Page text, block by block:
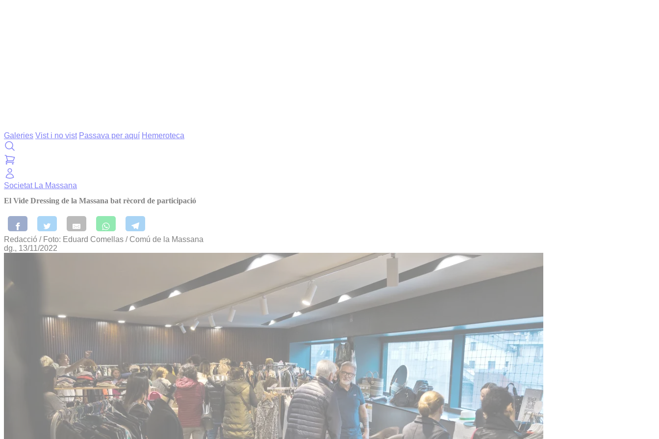
Galeries Vist i no vist Passava per aquí Hemeroteca
Societat La Massana
El Vide Dressing de la Massana bat rècord de participació
Redacció / Foto: Eduard Comellas / Comú de la Massana
dg., 13/11/2022